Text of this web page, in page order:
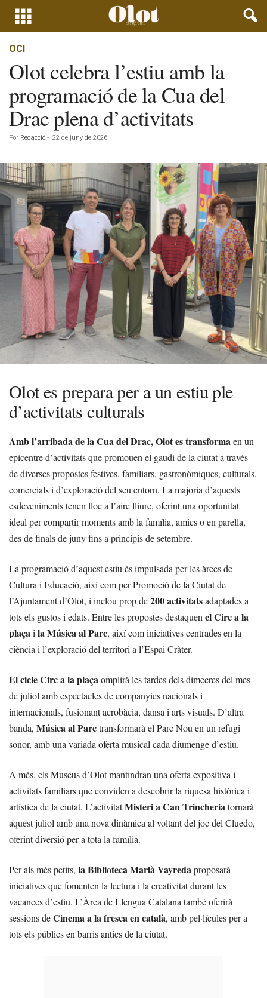
OCI
Olot celebra l’estiu amb la
programació de la Cua del
Drac plena d’activitats
Por Redacció - 22 de juny de 2026
Olot es prepara per a un estiu ple
d’activitats culturals
Amb l’arribada de la Cua del Drac, Olot es transformaen un
epicentre d’activitats que promouen el gaudi de la ciutat a través
de diverses propostes festives, familiars, gastronòmiques, culturals,
comercials i d’exploració del seu entorn. La majoria d’aquests
esdeveniments tenen lloc a l’aire lliure, oferint una oportunitat
ideal per compartir moments amb la família, amics o en parella,
des de finals de juny fins a principis de setembre.
La programació d’aquest estiu és impulsada per les àrees de
Cultura i Educació, així com per Promoció de la Ciutat de
l’Ajuntament d’Olot, i inclou prop de200 activitatsadaptades a
tots els gustos i edats. Entre les propostes destaquen el Circ a la
plaçai la Música al Parc, així com iniciatives centrades en la
ciència i l’exploració del territori a l’Espai Cràter.
El cicle Circ a la plaçaomplirà les tardes dels dimecres del mes
de juliol amb espectacles de companyies nacionals i
internacionals, fusionant acrobàcia, dansa i arts visuals. D’altra
banda, Música al Parctransformarà el Parc Nou en un refugi
sonor, amb una variada oferta musical cada diumenge d’estiu.
A més, els Museus d’Olot mantindran una oferta expositiva i
activitats familiars que conviden a descobrir la riquesa històrica i
artística de la ciutat. L’activitatMisteri a Can Trincheriatornarà
aquest juliol amb una nova dinàmica al voltant del joc del Cluedo,
oferint diversió per a tota la família.
Per als més petits, la Biblioteca Marià Vayredaproposarà
iniciatives que fomenten la lectura i la creativitat durant les
vacances d’estiu. L’Àrea de Llengua Catalana també oferirà
sessions deCinema a la fresca en català, amb pel·lícules per a
tots els públics en barris antics de la ciutat.